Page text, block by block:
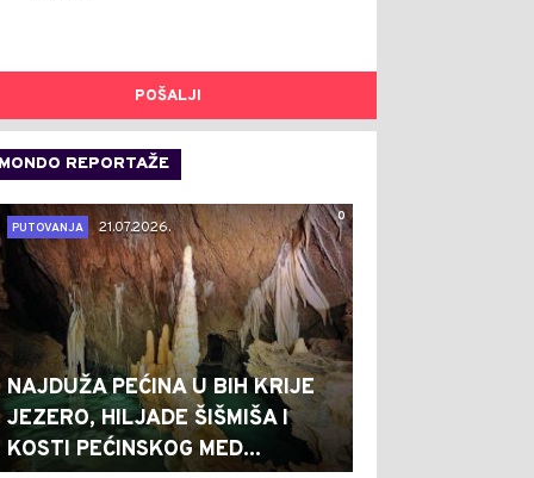
POŠALJI
MONDO REPORTAŽE
0
PUTOVANJA
21.07.2026.
NAJDUŽA PEĆINA U BIH KRIJE
JEZERO, HILJADE ŠIŠMIŠA I
KOSTI PEĆINSKOG MED...